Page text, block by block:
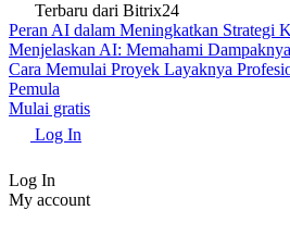
Terbaru dari Bitrix24
Peran AI dalam Meningkatkan Strategi
Menjelaskan AI: Memahami
Cara Memulai Proyek Layaknya
Pemula
Mulai gratis
Log In
Log In
My account